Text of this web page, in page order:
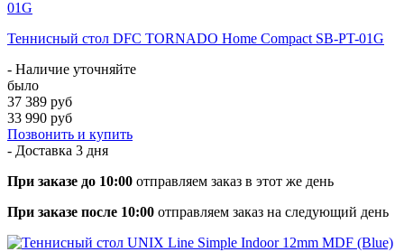
Теннисный стол DFC TORNADO Home Compact SB-PT-01G
- Наличие уточняйте
было
37 389 руб
33 990 руб
Позвонить и купить
- Доставка 3 дня
При заказе до 10:00 отправляем заказ в этот же день
При заказе после 10:00 отправляем заказ на следующий день